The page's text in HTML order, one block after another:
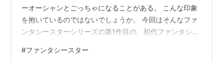
SEGA AGES ファンタシースターコレクシ
ョン
出版社/メーカー:セガ
メディア:Video Game
ーオーシャンとごっちゃになることがある。 こんな印象
を抱いているのではないでしょうか。 今回はそんなファ
ンタシースターシリーズの第1作目の、初代ファンタシー
は、1987年12月20日に、セガ・マークIIIにて発売されま
#ファンタシースター